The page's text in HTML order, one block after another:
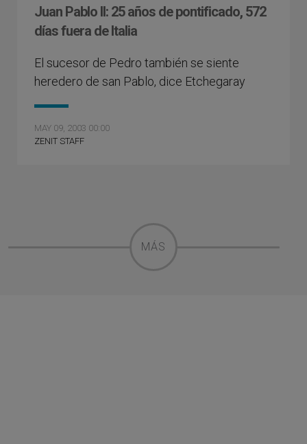
Juan Pablo II: 25 años de pontificado, 572
días fuera de Italia
El sucesor de Pedro también se siente
heredero de san Pablo, dice Etchegaray
MAY 09, 2003 00:00
ZENIT STAFF
MÁS